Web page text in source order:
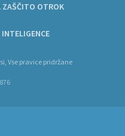
ZAŠČITO OTROK
Vse pravice pridržane